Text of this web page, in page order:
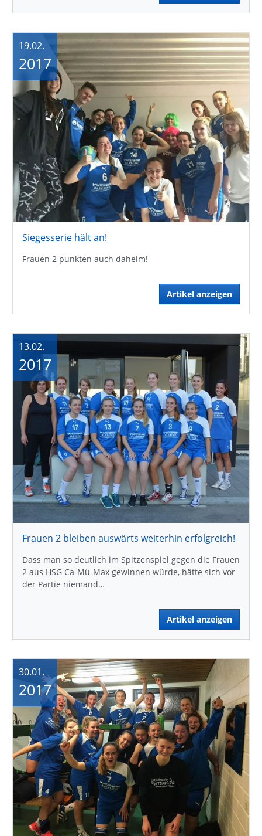
Siegesserie hält an!
Frauen 2 punkten auch daheim!
Artikel anzeigen
19.02.
2017
Frauen 2 bleiben auswärts weiterhin erfolgreich!
Dass man so deutlich im Spitzenspiel gegen die Frauen
2 aus HSG Ca-Mü-Max gewinnen würde, hätte sich vor
der Partie niemand…
Artikel anzeigen
13.02.
2017
30.01.
2017